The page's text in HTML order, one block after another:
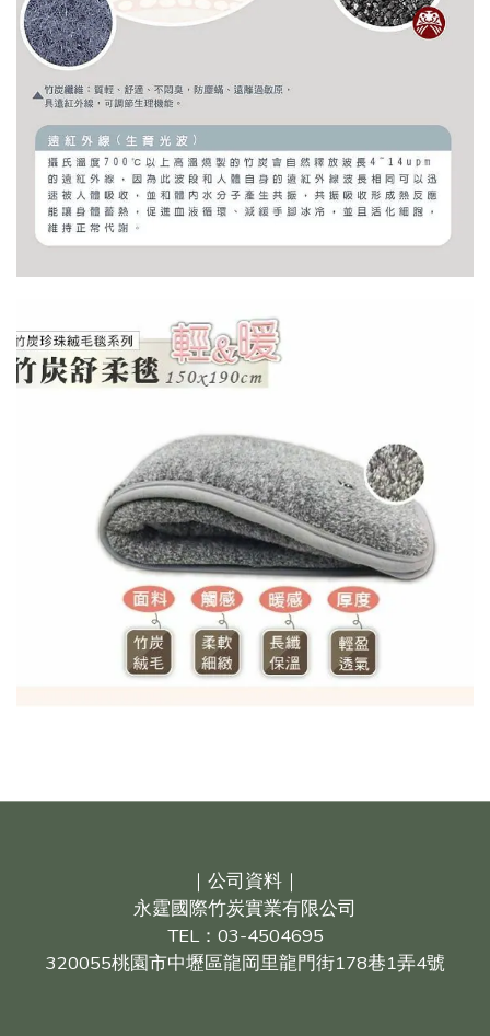
｜公司資料｜
永霆國際竹炭實業有限公司
TEL：03-4504695
320055桃園市中壢區龍岡里龍門街178巷1弄4號